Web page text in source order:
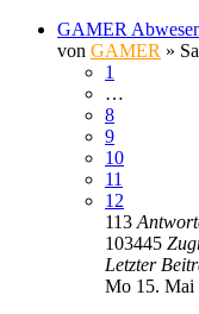
GAMER
von GAMER »
1
…
8
9
10
11
12
113
103445
Letzter
Mo 15. Mai